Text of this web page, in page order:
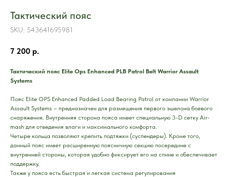
Тактический пояс
SKU: 543641695981
7 200 р.
Тактический пояс Elite Ops Enhanced PLB Patrol Belt Warrior Assault
Systems
Пояс Elite OPS Enhanced Padded Load Bearing Patrol от компании Warrior
Assault Systems – предназначен для размещения первого эшелона боевого
снаряжения. Внутренняя сторона пояса имеет специальную 3-D сетку Air-
mash для отведения влаги и максимального комфорта.
Четыре кольца позволяют крепить подтяжки (суспендеры). Кроме того,
данный пояс имеет расширенную поясничную секцию посередине с
внутренней стороны, которая удобно фиксирует его на спине и обеспечивает
поддержку.
Также у пояса есть быстрая и легкая система регулирования